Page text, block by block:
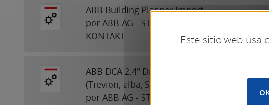
ABB Building Planner Import
por ABB AG - STOTZ-
KONTAKT
ABB DCA 2.4" Display
(Trevion, alba, SIDUS, SAGA)
por ABB AG - STOTZ-
Este sitio web usa